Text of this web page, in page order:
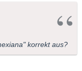
korrekt aus?